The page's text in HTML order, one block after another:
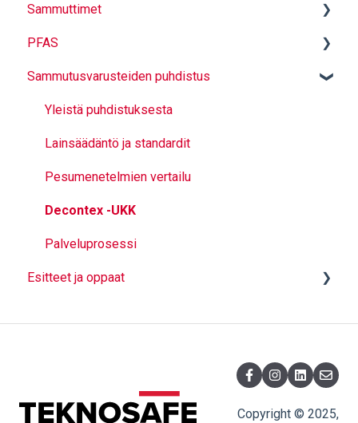
Varusteiden puhdistus - LCO2
Mittaus
Käyttö ja turvallinen toiminta
Kaasumittarin valinta
Sulkutulpat
Sammuttimet
Sammutintyyppit ja yleistä
Paloluokat
Teholuokat
Tarkastus ja huolto
Lainsäädäntö
Standardit
PFAS Sammuttimet
Sammuttimen valinta - mikä sammutin?
PFAS
Yleistä
Lainsäädäntö ja aikataulut
Toimenpiteet ennen järjestelmän puhdistusta
Vaahtonesteet
Sammutusjärjestelmän puhtaus
Sammutusjärjestelmien suunnittelu
Sammutusvarusteiden puhdistus
Yleistä puhdistuksesta
Lainsäädäntö ja standardit
Pesumenetelmien vertailu
Decontex -UKK
Palveluprosessi
Esitteet ja oppaat
Alkusammutus ja kiinteistöturvallisuus
Työturvallisuus Copyright © 2025,